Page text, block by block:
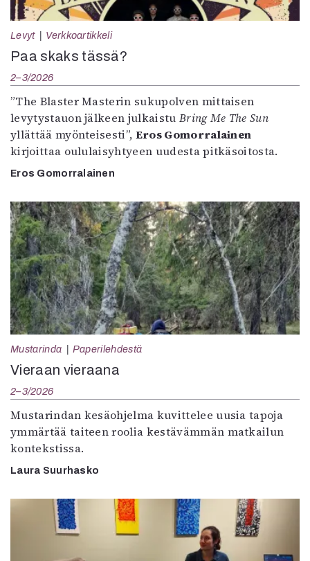
Levyt Verkkoartikkeli
Paa skaks tässä?
2–3/2026
”The Blaster Masterin sukupolven mittaisen
levytystauon jälkeen julkaistu Bring Me The Sun
yllättää myönteisesti”, Eros Gomorralainen
kirjoittaa oululaisyhtyeen uudesta pitkäsoitosta.
Eros Gomorralainen
Mustarinda Paperilehdestä
Vieraan vieraana
2–3/2026
Mustarindan kesäohjelma kuvittelee uusia tapoja
ymmärtää taiteen roolia kestävämmän matkailun
kontekstissa.
Laura Suurhasko